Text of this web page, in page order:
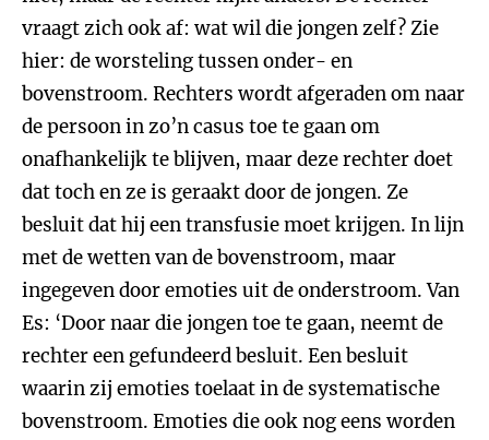
vraagt zich ook af: wat wil die jongen zelf? Zie
hier: de worsteling tussen onder- en
bovenstroom. Rechters wordt afgeraden om naar
de persoon in zo’n casus toe te gaan om
onafhankelijk te blijven, maar deze rechter doet
dat toch en ze is geraakt door de jongen. Ze
besluit dat hij een transfusie moet krijgen. In lijn
met de wetten van de bovenstroom, maar
ingegeven door emoties uit de onderstroom. Van
Es: ‘Door naar die jongen toe te gaan, neemt de
rechter een gefundeerd besluit. Een besluit
waarin zij emoties toelaat in de systematische
bovenstroom. Emoties die ook nog eens worden